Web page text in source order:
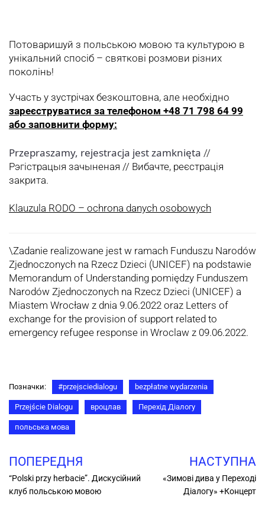
Потоваришуй з польською мовою та культурою в
унікальний спосіб – святкові розмови різних
поколінь!
Участь у зустрічах безкоштовна, але необхідно
зареєструватися за телефоном +48 71 798 64 99
або заповнити форму:
Przepraszamy, rejestracja jest zamknięta //
Рэгістрацыя зачыненая // Вибачте, реєстрація
закрита.
Klauzula RODO – ochrona danych osobowych
\Zadanie realizowane jest w ramach Funduszu Narodów
Zjednoczonych na Rzecz Dzieci (UNICEF) na podstawie
Memorandum of Understanding pomiędzy Funduszem
Narodów Zjednoczonych na Rzecz Dzieci (UNICEF) a
Miastem Wrocław z dnia 9.06.2022 oraz Letters of
exchange for the provision of support related to
emergency refugee response in Wroclaw z 09.06.2022.
Позначки: #przejsciedialogu bezpłatne wydarzenia
Przejście Dialogu вроцлав Перехід Діалогу
польська мова
ПОПЕРЕДНЯ
“Polski przy herbacie”. Дискусійний
клуб польською мовою
НАСТУПНА
«Зимові дива у Переході
Діалогу» +Концерт